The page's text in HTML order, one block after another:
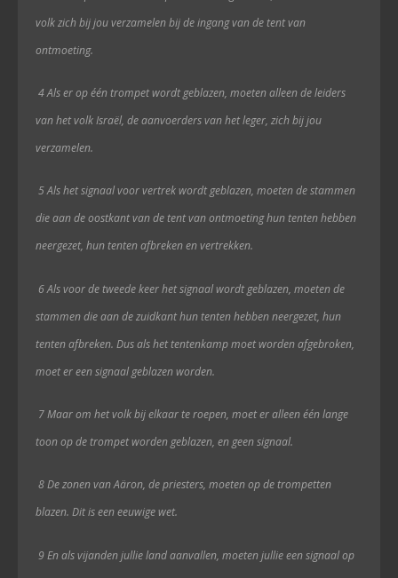
volk zich bij jou verzamelen bij de ingang van de tent van
ontmoeting.
4 Als er op één trompet wordt geblazen, moetenalleende leiders
van het volk Israël, de aanvoerders van het leger, zich bij jou
verzamelen.
5 Als het signaal voor vertrek wordt geblazen, moeten de stammen
die aan de oostkantvan de tent van ontmoetinghun tenten hebben
neergezet, hun tenten afbreken en vertrekken.
6 Als voor de tweede keer het signaal wordt geblazen, moeten de
stammen die aan de zuidkant hun tenten hebben neergezet, hun
tenten afbreken. Dus als het tentenkamp moet worden afgebroken,
moet er een signaal geblazen worden.
7 Maar om het volk bij elkaar te roepen, moet er alleen één lange
toon op de trompet worden geblazen, en geen signaal.
8 De zonen van Aäron, de priesters, moeten op de trompetten
blazen. Dit is een eeuwige wet.
9 En als vijanden jullie land aanvallen, moeten jullie een signaal op